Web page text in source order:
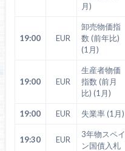
月)
19:00 EUR
卸売物価指
数 (前年比)
(1月)
19:00 EUR
生産者物価
指数 (前月
比) (1月)
19:00 EUR 失業率 (1月)
19:30 EUR
3年物スペイ
ン国債入札